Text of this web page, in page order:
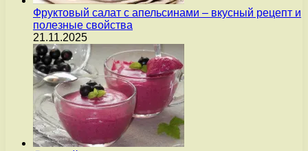
Фруктовый салат с апельсинами – вкусный рецепт и
полезные свойства
21.11.2025